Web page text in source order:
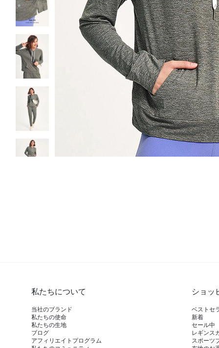
私たちについて
当社のブランド
私たちの使命
私たちの生地
ブログ
アフィリエイトプログラム
ショッ
ベストセ
新着
セール中
レギンス
スポーツ